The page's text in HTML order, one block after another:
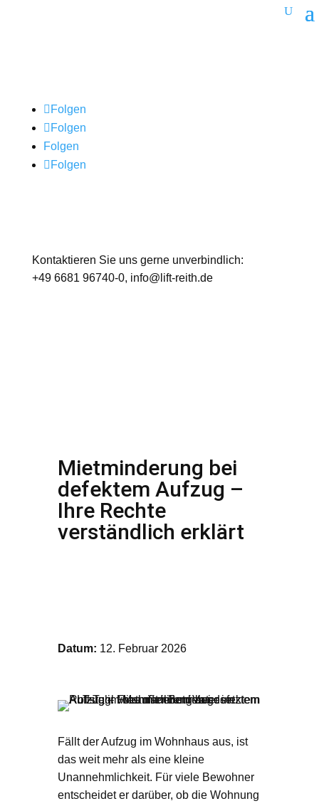
Folgen
Folgen
Folgen
Folgen
Kontaktieren Sie uns gerne unverbindlich:
+49 6681 96740-0, info@lift-reith.de
Mietminderung bei
defektem Aufzug –
Ihre Rechte
verständlich erklärt
Datum: 12. Februar 2026
Fällt der Aufzug im Wohnhaus aus, ist
das weit mehr als eine kleine
Unannehmlichkeit. Für viele Bewohner
entscheidet er darüber, ob die Wohnung